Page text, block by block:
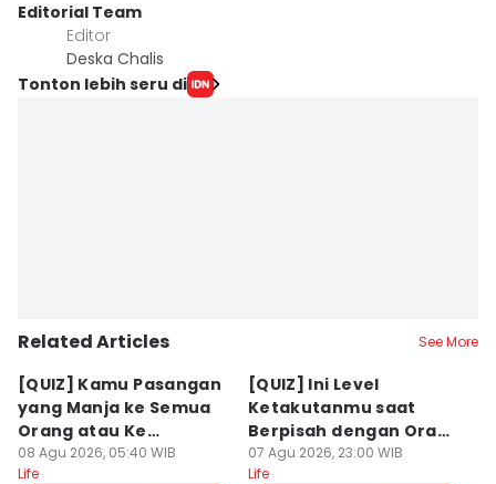
Editorial Team
Editor
Deska Chalis
Tonton lebih seru di
Related Articles See More
[QUIZ] Kamu Pasangan
yang Manja ke Semua
Orang atau Ke
Pasangan Aja?
08 Agu 2026, 05:40 WIB
Life
[QUIZ] Ini Level
Ketakutanmu saat
Berpisah dengan Orang
Lain
07 Agu 2026, 23:00 WIB
Life